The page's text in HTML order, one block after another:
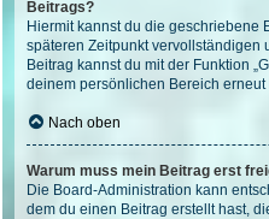
Beitrags?
Hiermit kannst du die geschriebene
späteren Zeitpunkt vervollständigen
Beitrag kannst du mit der Funktion
deinem persönlichen Bereich erneut
Nach oben
Warum muss mein Beitrag erst
Die Board-Administration kann
dem du einen Beitrag erstellt hast,